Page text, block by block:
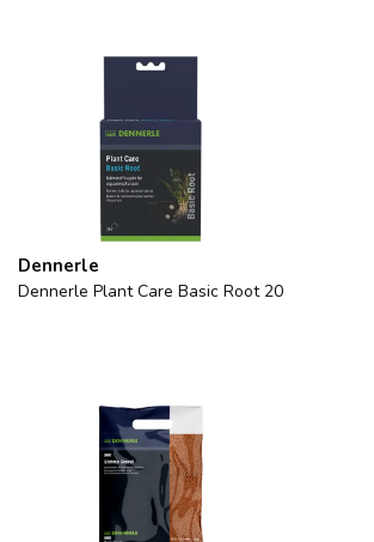
Dennerle
Dennerle Plant Care Basic Root 20